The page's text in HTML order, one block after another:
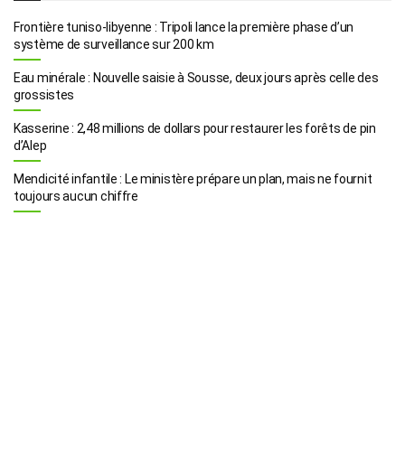
Frontière tuniso-libyenne : Tripoli lance la première phase d’un
système de surveillance sur 200 km
Eau minérale : Nouvelle saisie à Sousse, deux jours après celle des
grossistes
Kasserine : 2,48 millions de dollars pour restaurer les forêts de pin
d’Alep
Mendicité infantile : Le ministère prépare un plan, mais ne fournit
toujours aucun chiffre